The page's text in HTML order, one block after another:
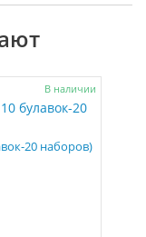
В наличии
20 наборов)